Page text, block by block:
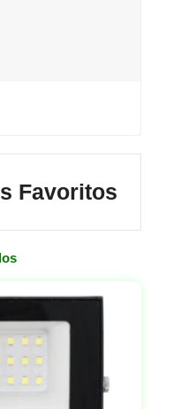
Favoritos